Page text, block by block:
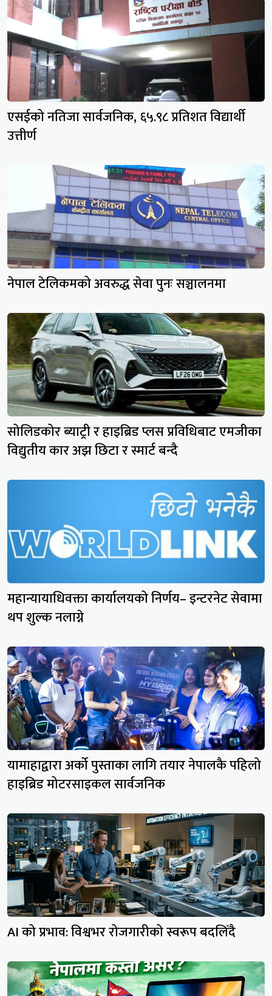
एसईको नतिजा सार्वजनिक, ६५.९८ प्रतिशत विद्यार्थी
उत्तीर्ण
नेपाल टेलिकमको अवरुद्ध सेवा पुनः सञ्चालनमा
सोलिडकोर ब्याट्री र हाइब्रिड प्लस प्रविधिबाट एमजीका
विद्युतीय कार अझ छिटा र स्मार्ट बन्दै
महान्यायाधिवक्ता कार्यालयको निर्णय– इन्टरनेट सेवामा
थप शुल्क नलाग्ने
यामाहाद्वारा अर्को पुस्ताका लागि तयार नेपालकै पहिलो
हाइब्रिड मोटरसाइकल सार्वजनिक
AI को प्रभाव: विश्वभर रोजगारीको स्वरूप बदलिँदै